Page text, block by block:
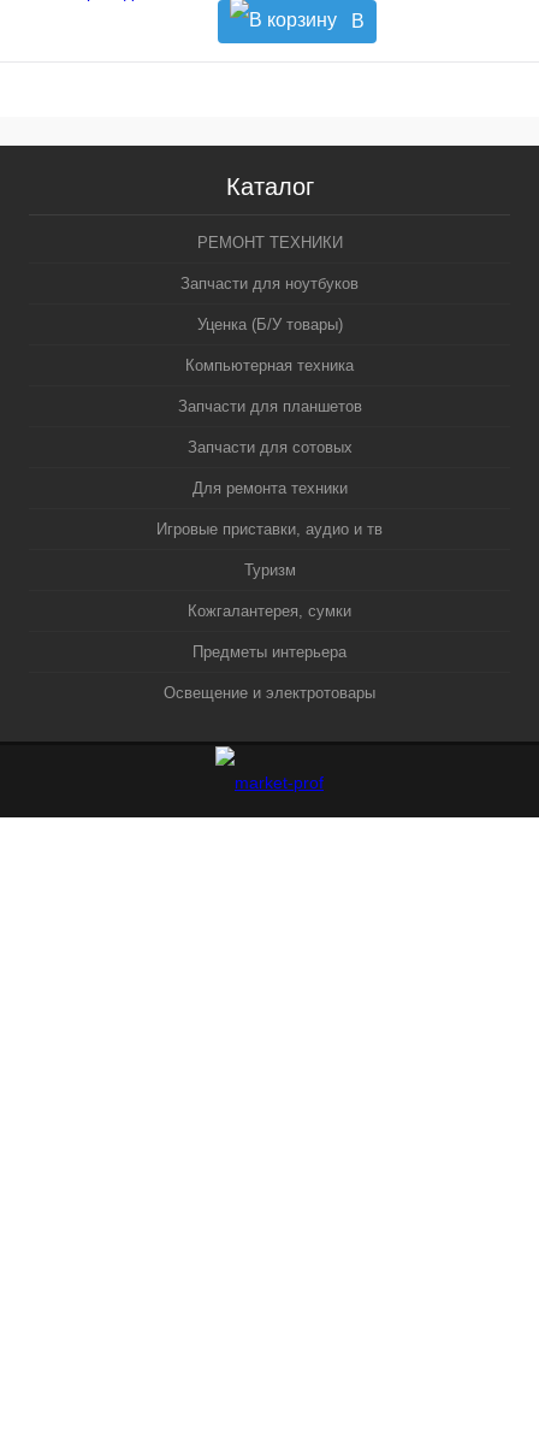
В
корзину
Каталог
РЕМОНТ ТЕХНИКИ
Запчасти для ноутбуков
Уценка (Б/У товары)
Компьютерная техника
Запчасти для планшетов
Запчасти для сотовых
Для ремонта техники
Игровые приставки, аудио и тв
Туризм
Кожгалантерея, сумки
Предметы интерьера
Освещение и электротовары